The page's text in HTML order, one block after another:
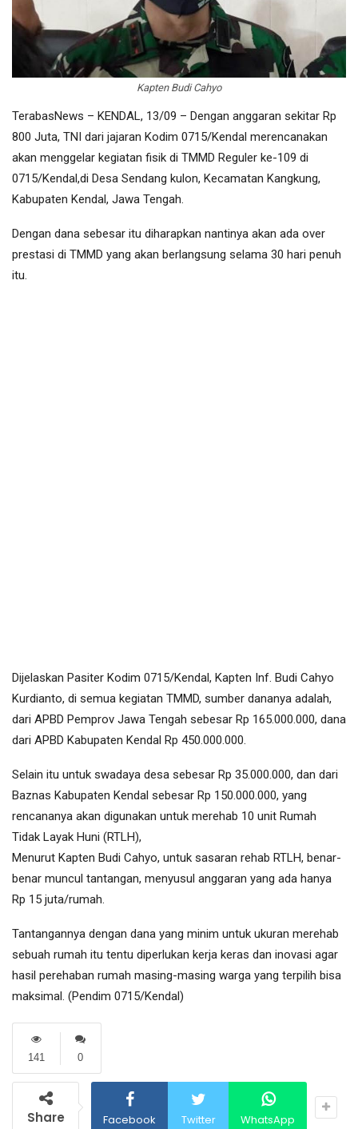
Kapten Budi Cahyo
TerabasNews – KENDAL, 13/09 – Dengan anggaran sekitar Rp
800 Juta, TNI dari jajaran Kodim 0715/Kendal merencanakan
akan menggelar kegiatan fisik di TMMD Reguler ke-109 di
0715/Kendal,di Desa Sendang kulon, Kecamatan Kangkung,
Kabupaten Kendal, Jawa Tengah.
Dengan dana sebesar itu diharapkan nantinya akan ada over
prestasi di TMMD yang akan berlangsung selama 30 hari penuh
itu.
Dijelaskan Pasiter Kodim 0715/Kendal, Kapten Inf. Budi Cahyo
Kurdianto, di semua kegiatan TMMD, sumber dananya adalah,
dari APBD Pemprov Jawa Tengah sebesar Rp 165.000.000, dana
dari APBD Kabupaten Kendal Rp 450.000.000.
Selain itu untuk swadaya desa sebesar Rp 35.000.000, dan dari
Baznas Kabupaten Kendal sebesar Rp 150.000.000, yang
rencananya akan digunakan untuk merehab 10 unit Rumah
Tidak Layak Huni (RTLH),
Menurut Kapten Budi Cahyo, untuk sasaran rehab RTLH, benar-
benar muncul tantangan, menyusul anggaran yang ada hanya
Rp 15 juta/rumah.
Tantangannya dengan dana yang minim untuk ukuran merehab
sebuah rumah itu tentu diperlukan kerja keras dan inovasi agar
hasil perehaban rumah masing-masing warga yang terpilih bisa
maksimal. (Pendim 0715/Kendal)
0
141
Share Facebook Twitter WhatsApp